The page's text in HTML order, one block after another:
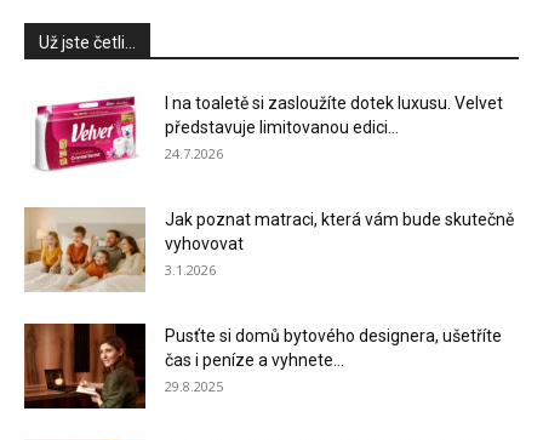
Už jste četli...
I na toaletě si zasloužíte dotek luxusu. Velvet
představuje limitovanou edici...
24.7.2026
Jak poznat matraci, která vám bude skutečně
vyhovovat
3.1.2026
Pusťte si domů bytového designera, ušetříte
čas i peníze a vyhnete...
29.8.2025